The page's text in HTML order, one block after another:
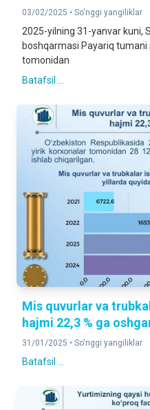
03/02/2025 • So‘nggi yangiliklar
2025-yilning 31-yanvar kuni,
boshqarmasi Payariq
tomonidan
Batafsil ...
Mis quvurlar va
hajmi 22,3 % ga
31/01/2025 • So‘nggi yangiliklar
Batafsil ...